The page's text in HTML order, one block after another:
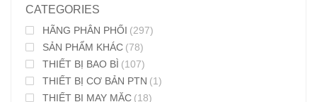
CATEGORIES
HÃNG PHÂN PHỐI (297)
SẢN PHẨM KHÁC (78)
THIẾT BỊ BAO BÌ (107)
THIẾT BỊ CƠ BẢN PTN (1)
THIẾT BỊ MAY MẶC (18)